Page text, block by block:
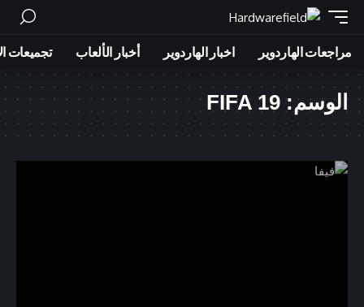
مراجعات الهاردوير اخبار الهاردوير أخبار الألعاب تجميعات
الوسم: FIFA 19